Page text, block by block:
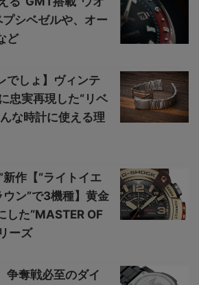
シベゼルや、オー
ど
でしょ】ヴィンテ
忠実再現した“リベ
な時計に使える理
作【“ライトイエ
ン”で3機種】黄金
した“MASTER OF
ーズ
争奪戦必至のダイ